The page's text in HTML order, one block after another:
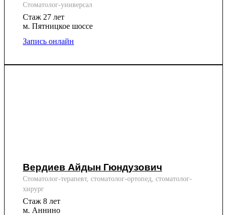
Стоматолог-универсал
Стаж 27 лет
м. Пятницкое шоссе
Запись онлайн
Вердиев Айдын Гюндузович
Стоматолог-терапевт, стоматолог-ортопед, стоматолог-
хирург
Стаж 8 лет
м. Аннино